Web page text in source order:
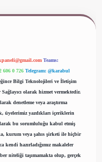
Teams:
606 0 726 Telegram: @karabul
Bilgi Teknolojileri ve İletişim
olarak hizmet vermektedir.
denetleme veya araştırma
üyelerimiz yazdıkları içeriklerin
bu sorumluluğu kabul etmiş
kurum veya şahıs şirketi ile hiçbir
kendi hazırladığımız makaleler
niteliği taşımamakta olup, gerçek